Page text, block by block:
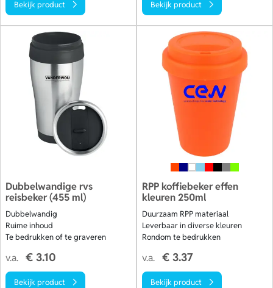
Bekijk product Bekijk product
Dubbelwandige rvs
reisbeker (455 ml)
Dubbelwandig
Ruime inhoud
Te bedrukken of te graveren
v.a. € 3.10
Bekijk product
RPP koffiebeker effen
kleuren 250ml
Duurzaam RPP materiaal
Leverbaar in diverse kleuren
Rondom te bedrukken
v.a. € 3.37
Bekijk product